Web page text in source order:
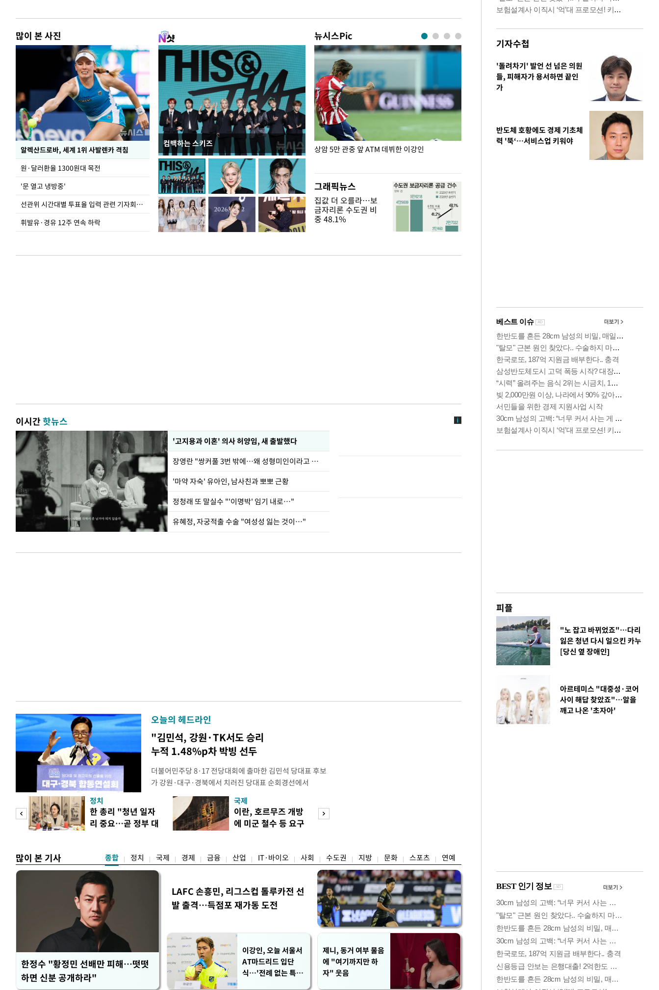
많이 본 사진
알렉산드로바, 세계 1위 사발렌카 격침
원·달러환율 1300원대 목전
'문 열고 냉방중'
선관위 시간대별 투표율 입력 관련 기자회견하는 주진우 의원
휘발유·경유 12주 연속 하락
컴백하는 스키즈
뉴시스Pic
폭염 속 주말 풍경은? 상암 5만 관중 앞 ATM 데뷔한 이강인
용산·강남·서
공급대책 윤곽
그래픽뉴스
집값 더 오를라…보
금자리론 수도권 비
중 48.1%
이시간핫뉴스
'고지용과 이혼' 의사 허양임, 새 출발했다
장영란 "쌍커풀 3번 밖에…왜 성형미인이라고 하냐"
'마약 자숙' 유아인, 남사친과 뽀뽀 근황
정청래 또 말실수 "'이명박' 임기 내로…"
유혜정, 자궁적출 수술 "여성성 잃는 것이…"
오늘의 헤드라인
"김민석, 강원·TK서도 승리
누적 1.48%p차 박빙 선두
더불어민주당 8·17 전당대회에 출마한 김민석 당대표 후보
가 강원·대구·경북에서 치러진 당대표 순회경선에서
48.54%(1만8977표)를 얻어 상대 경쟁주자인 정청래 후보
를 1622표(4.14%p) 차로 제치고 1위를 차지했다. 전날 제주
·인천 권리당원 투표에서도 김 후보가 앞섰다. 이에 따라 누
적 합산(가중치 미반영)에서도 김 후보(46.01%)가
피
정치
한 총리 "청년 일자
리 중요…곧 정부 대
국제
이란, 호르무즈 개방
에 미군 철수 등 요구
많이 본 기사 종합 정치 국제 경제 금융 산업 IT·바이오 사회 수도권 지방 문화 스포츠 연예
한정수 "황정민 선배만 피해…떳떳
하면 신분 공개하라"
LAFC 손흥민, 리그스컵 톨루카전 선
발 출격…득점포 재가동 도전
이강인, 오늘 서울서
AT마드리드 입단
식…'전례 없는 특급
제니, 동거 여부 물음
에 "여기까지만 하
자" 웃음
기자수첩
'돌려차기' 발언 선 넘은 의원
들, 피해자가 용서하면 끝인
가
반도체 호황에도 경제 기초체
력 '뚝‘…서비스업 키워야
피플
"노 잡고 바뀌었죠"…다리
잃은 청년 다시 일으킨 카누
[당신 옆 장애인]
아르테미스 "대중성·코어
사이 해답 찾았죠"…알을
깨고 나온 '초자아'